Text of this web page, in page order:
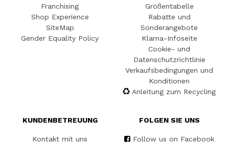
Franchising
Shop Experience
SiteMap
Gender Equality Policy
Größentabelle
Rabatte und
Sonderangebote
Klarna-Infoseite
Cookie- und
Datenschutzrichtlinie
Verkaufsbedingungen und
Konditionen
Anleitung zum Recycling
KUNDENBETREUUNG
Kontakt mit uns
FOLGEN SIE UNS
Follow us on Facebook